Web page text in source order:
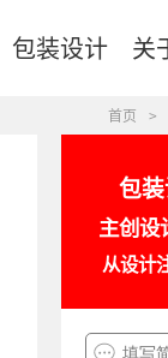
包装设计 关
首页 >
包
主创设
从设计